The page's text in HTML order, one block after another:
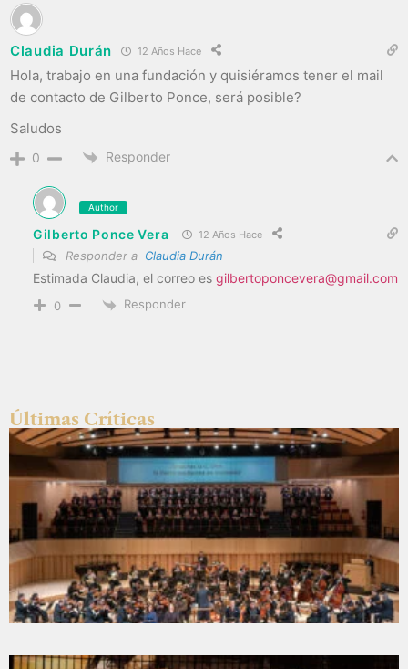
Claudia Durán 12 Años Hace
Hola, trabajo en una fundación y quisiéramos tener el mail
de contacto de Gilberto Ponce, será posible?
Saludos
0 Responder
Author
Gilberto Ponce Vera 12 Años Hace
Responder a Claudia Durán
Estimada Claudia, el correo es gilbertoponcevera@gmail.com
0 Responder
Últimas Críticas